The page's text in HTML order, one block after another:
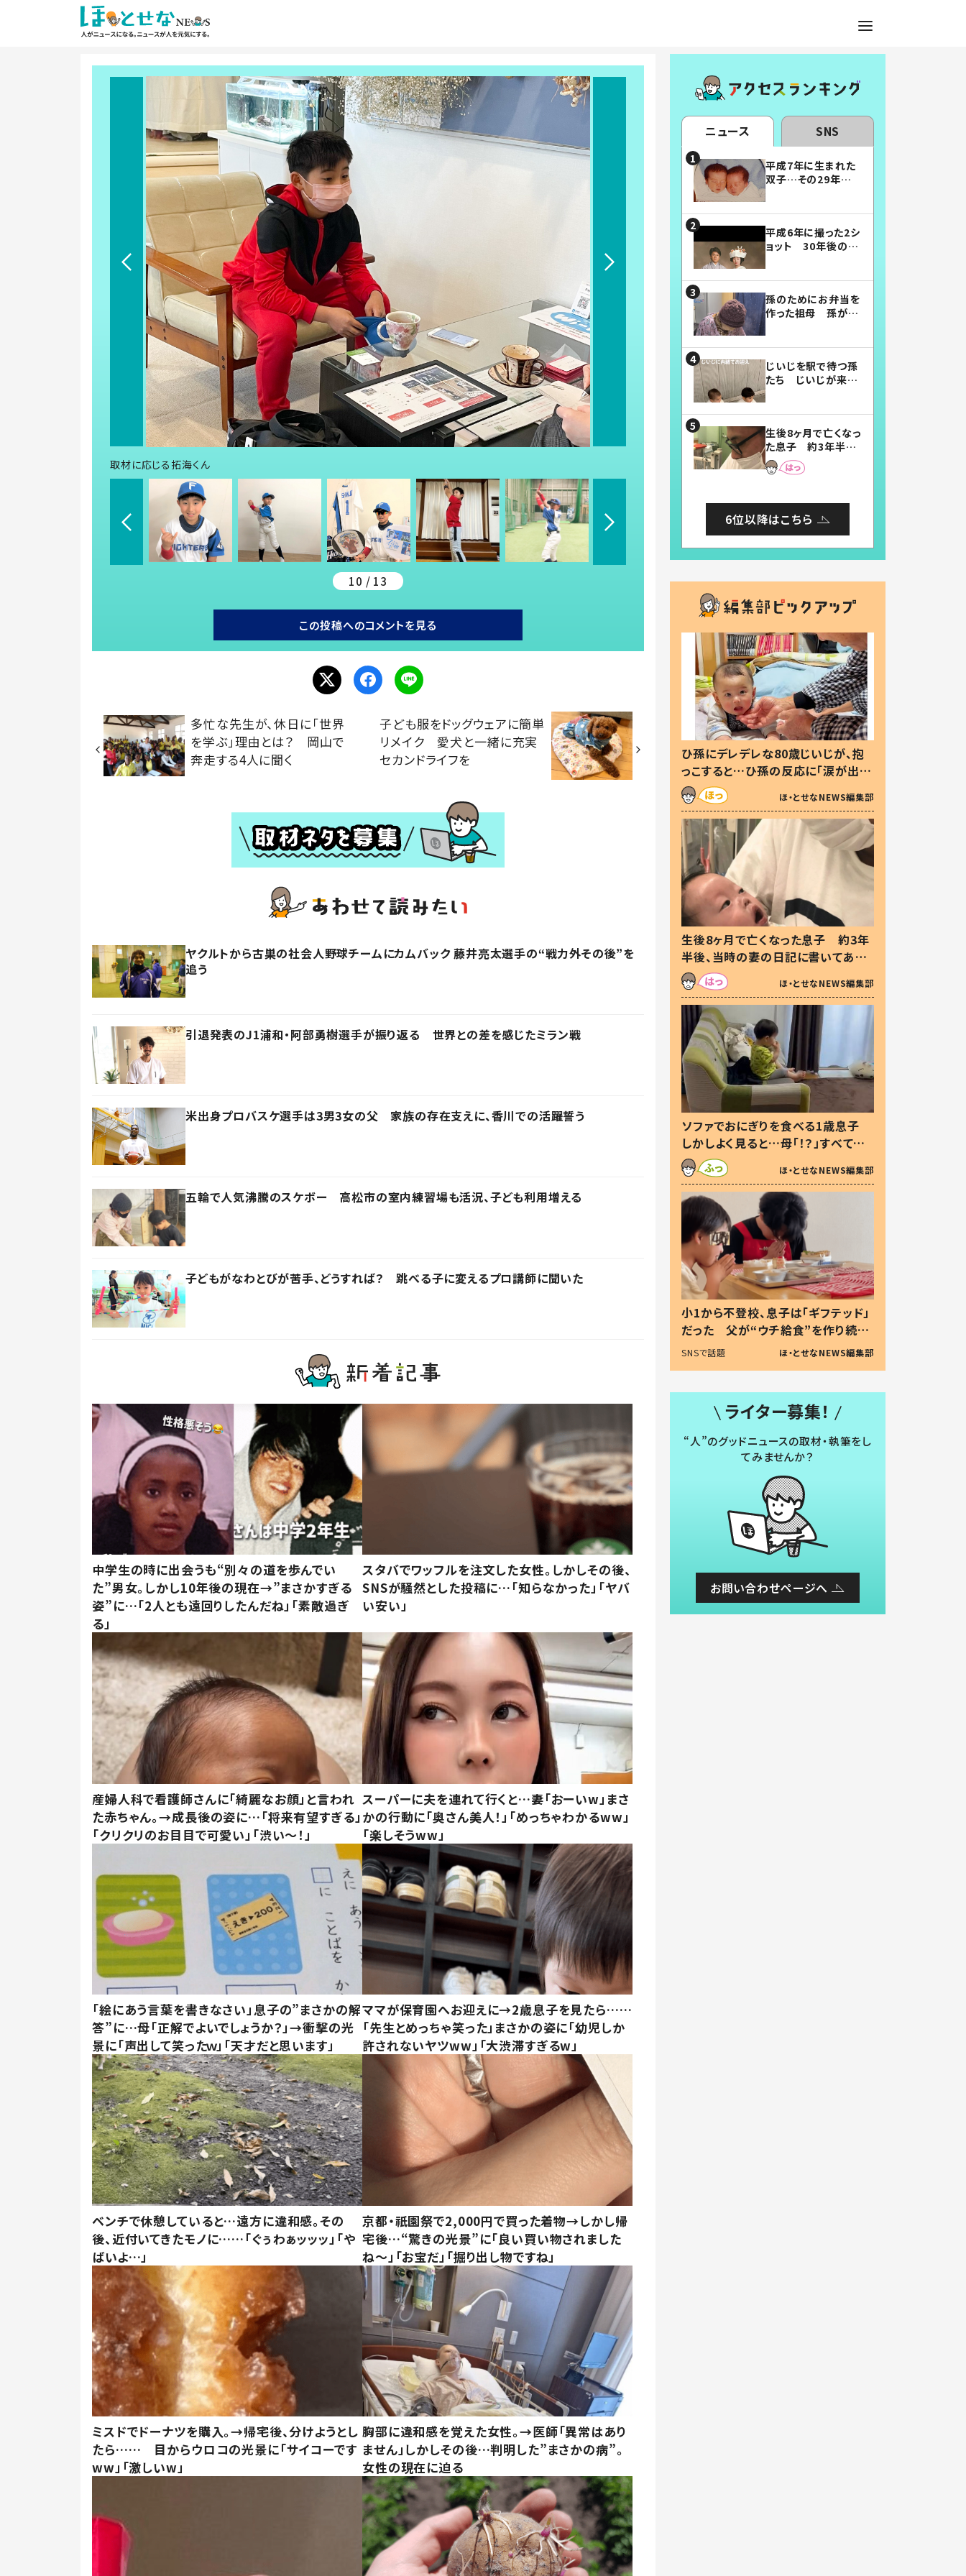
取材に応じる拓海くん
10 / 13
この投稿へのコメントを見る
多忙な先生が、休日に「世界
を学ぶ」理由とは？ 岡山で
奔走する4人に聞く
子ども服をドッグウェアに簡単
リメイク 愛犬と一緒に充実
セカンドライフを
ヤクルトから古巣の社会人野球チームにカムバック 藤井亮太選手の“戦力外その後”を
追う
引退発表のJ1浦和・阿部勇樹選手が振り返る 世界との差を感じたミラン戦
米出身プロバスケ選手は3男3女の父 家族の存在支えに、香川での活躍誓う
五輪で人気沸騰のスケボー 高松市の室内練習場も活況、子ども利用増える
子どもがなわとびが苦手、どうすれば？ 跳べる子に変えるプロ講師に聞いた
中学生の時に出会うも“別々の道を歩んでい
た”男女。しかし10年後の現在→”まさかすぎる
姿”に…「2人とも遠回りしたんだね」「素敵過ぎ
る」
スタバでワッフルを注文した女性。しかしその後、
SNSが騒然とした投稿に…「知らなかった」「ヤバ
い安い」
産婦人科で看護師さんに「綺麗なお顔」と言われ
た赤ちゃん。→成長後の姿に…「将来有望すぎる」
「クリクリのお目目で可愛い」「渋い～！」
スーパーに夫を連れて行くと…妻「おーいw」まさ
かの行動に「奥さん美人！」「めっちゃわかるww」
「楽しそうww」
「絵にあう言葉を書きなさい」息子の”まさかの解
答”に…母「正解でよいでしょうか？」→衝撃の光
景に「声出して笑ったｗ」「天才だと思います」
ママが保育園へお迎えに→2歳息子を見たら……
「先生とめっちゃ笑った」まさかの姿に「幼児しか
許されないヤツww」「大渋滞すぎるw」
ベンチで休憩していると…遠方に違和感。その
後、近付いてきたモノに……「ぐぅわぁッッッ」「や
ばいよ…」
京都・祇園祭で2,000円で買った着物→しかし帰
宅後…“驚きの光景”に「良い買い物されました
ね～」「お宝だ」「掘り出し物ですね」
ミスドでドーナツを購入。→帰宅後、分けようとし
たら…… 目からウロコの光景に「サイコーです
ww」「激しいw」
胸部に違和感を覚えた女性。→医師「異常はあり
ません」しかしその後…判明した”まさかの病”。
女性の現在に迫る
ニュース SNS
平成7年に生まれた
双子…その29年後
平成6年に撮った2シ
ョット 30年後の姿
孫のためにお弁当を
作った祖母 孫が絶
じいじを駅で待つ孫
たち じいじが来た
まらない」「幸せにな
れる」
生後8ヶ月で亡くなっ
た息子 約3年半
後、当時の妻の日記
に書いてあった本音
6位以降はこちら
ひ孫にデレデレな80歳じいじが、抱
っこすると…ひ孫の反応に「涙が出ま
した」「可愛くて仕方ない」
ほ・とせなNEWS編集部
生後8ヶ月で亡くなった息子 約3年
半後、当時の妻の日記に書いてあっ
た本音とは
ほ・とせなNEWS編集部
ソファでおにぎりを食べる1歳息子
しかしよく見ると…母「！？」すべてを
察した母の投稿に「可愛いから許
す！」「現行犯〜」
ほ・とせなNEWS編集部
小1から不登校、息子は「ギフテッド」
だった 父が“ウチ給食”を作り続け
る理由とは #令和の親 #令和の子
SNSで話題 ほ・とせなNEWS編集部
ライター募集！
“人”のグッドニュースの取材・執筆をし
てみませんか？
お問い合わせページへ